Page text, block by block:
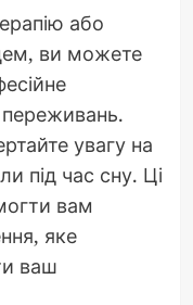
або
ви можете
увагу на
під час сну. Ці
вам
яке
ваш